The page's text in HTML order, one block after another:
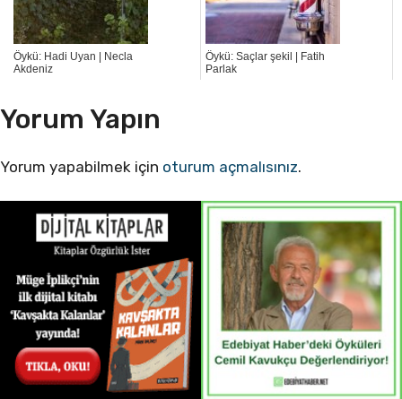
Öykü: Hadi Uyan | Necla
Akdeniz
Öykü: Saçlar şekil | Fatih
Parlak
Yorum Yapın
Yorum yapabilmek için oturum açmalısınız.